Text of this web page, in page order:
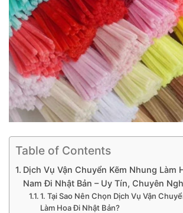
Table of Contents
Dịch Vụ Vận Chuyển Kẽm Nhung Làm
Nam Đi Nhật Bản – Uy Tín, Chuyên
1. Tại Sao Nên Chọn Dịch Vụ Vận
Làm Hoa Đi Nhật Bản?